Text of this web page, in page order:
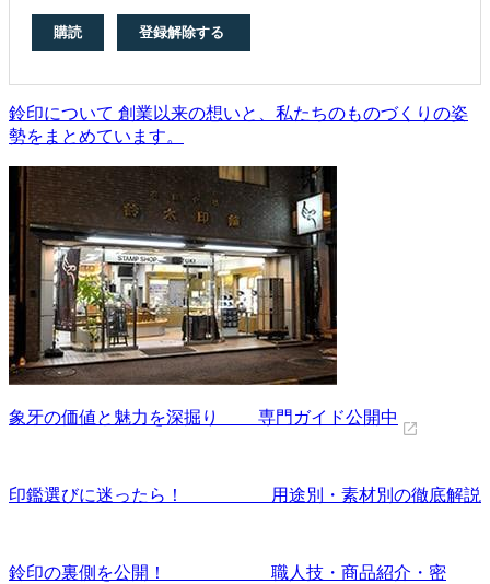
鈴印について 創業以来の想いと、私たちのものづくりの姿
勢をまとめています。
象牙の価値と魅力を深掘り 専門ガイド公開中
印鑑選びに迷ったら！ 用途別・素材別の徹底解説
鈴印の裏側を公開！ 職人技・商品紹介・密